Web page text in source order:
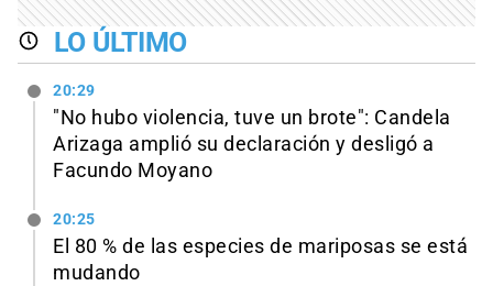
LO ÚLTIMO
20:29
"No hubo violencia, tuve un brote": Candela
Arizaga amplió su declaración y desligó a
Facundo Moyano
20:25
El 80 % de las especies de mariposas se está
mudando